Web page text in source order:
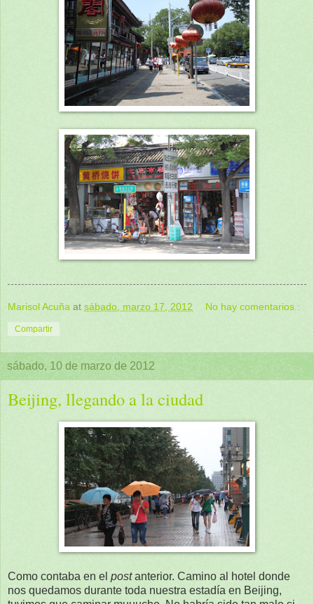
Marisol Acuña at sábado, marzo 17, 2012 No hay comentarios.:
Compartir
sábado, 10 de marzo de 2012
Beijing, llegando a la ciudad
Como contaba en el postanterior. Camino al hotel donde
nos quedamos durante toda nuestra estadía en Beijing,